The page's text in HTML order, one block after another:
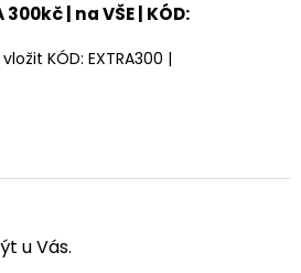
| na VŠE | KÓD:
KÓD: EXTRA300 |
u Vás.